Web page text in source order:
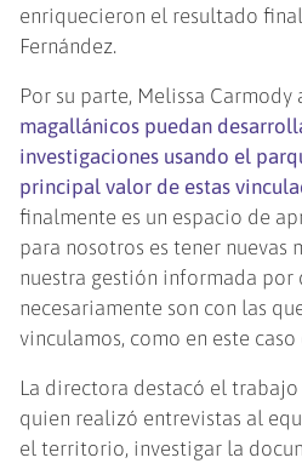
enriquecieron el resultado
Fernández.
Por su parte, Melissa Carmody
magallánicos puedan
investigaciones usando el
principal valor de estas
finalmente es un espacio de
para nosotros es tener nuevas
nuestra gestión informada por
necesariamente son con las
vinculamos, como en este
La directora destacó el trabajo
quien realizó entrevistas al
el territorio, investigar la